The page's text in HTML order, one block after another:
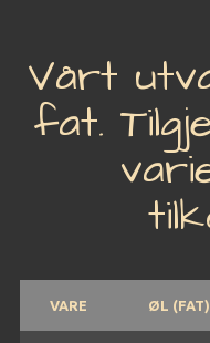
Vårt
fat.
VARE ØL (FAT)